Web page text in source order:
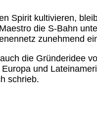
Spirit kultivieren,
die S-Bahn
zunehmend
die Gründeridee
und
schrieb.